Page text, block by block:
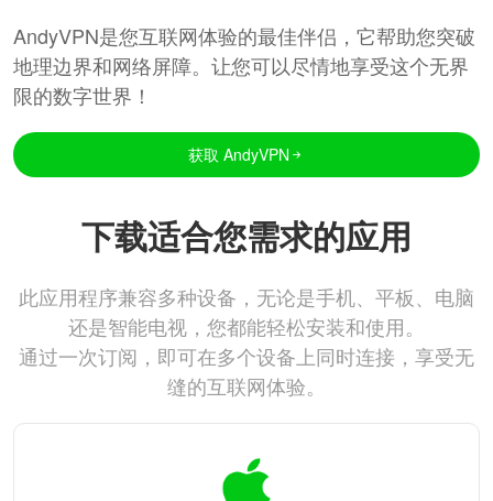
AndyVPN是您互联网体验的最佳伴侣，它帮助您突破
地理边界和网络屏障。让您可以尽情地享受这个无界
限的数字世界！
获取 AndyVPN
下载适合您需求的应用
此应用程序兼容多种设备，无论是手机、平板、电脑
还是智能电视，您都能轻松安装和使用。
通过一次订阅，即可在多个设备上同时连接，享受无
缝的互联网体验。